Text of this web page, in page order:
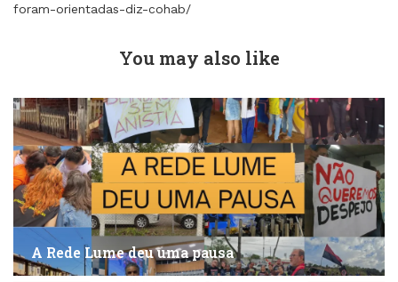
foram-orientadas-diz-cohab/
You may also like
A Rede Lume deu uma pausa